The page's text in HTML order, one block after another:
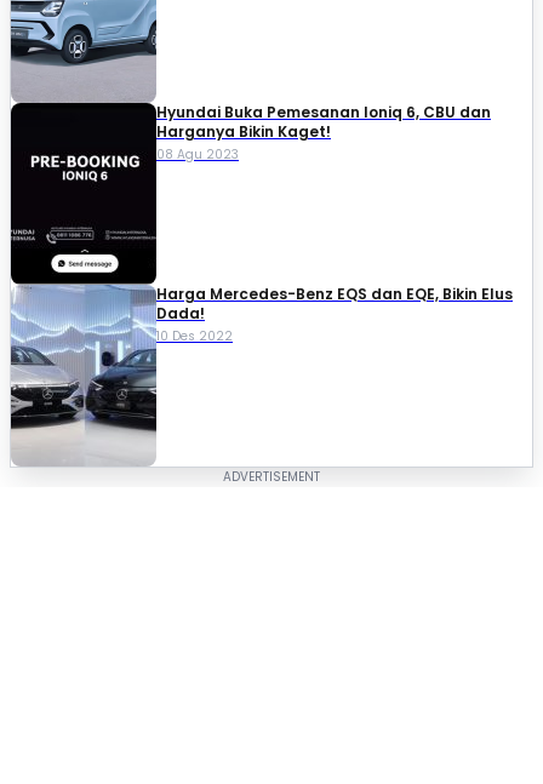
Hyundai Buka Pemesanan Ioniq 6, CBU dan
Harganya Bikin Kaget!
08 Agu 2023
Harga Mercedes-Benz EQS dan EQE, Bikin Elus
Dada!
10 Des 2022